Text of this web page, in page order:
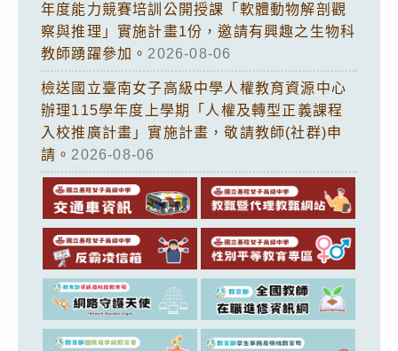
年度能力競賽培訓公開授課「軟體動物解剖觀
察與推理」實施計畫1份，邀請有興趣之生物科
教師踴躍參加。 2026-08-06
檢送國立臺南女子高級中學人權教育資源中心
辦理115學年度上學期「人權及轉型正義課程
入校推廣計畫」實施計畫，敬請教師(社群)申
請。 2026-08-06